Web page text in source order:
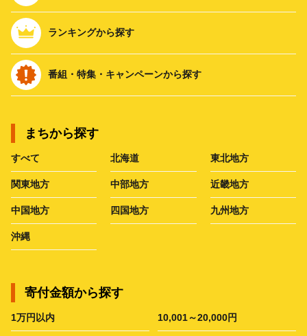
ランキングから探す
番組・特集・キャンペーンから探す
まちから探す
すべて 北海道 東北地方
関東地方 中部地方 近畿地方
中国地方 四国地方 九州地方
沖縄
寄付金額から探す
1万円以内 10,001～20,000円